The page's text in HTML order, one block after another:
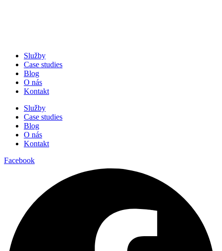
Služby
Case studies
Blog
O nás
Kontakt
Služby
Case studies
Blog
O nás
Kontakt
Facebook